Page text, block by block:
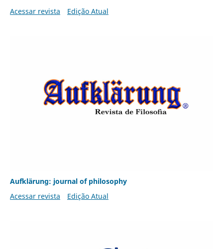
Acessar revista
Edição Atual
Aufklärung: journal of philosophy
Acessar revista
Edição Atual